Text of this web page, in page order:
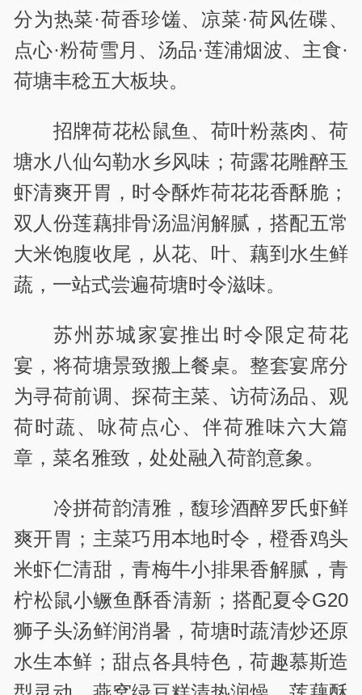
分为热菜·荷香珍馐、凉菜·荷风佐碟、
点心·粉荷雪月、汤品·莲浦烟波、主食·
荷塘丰稔五大板块。
招牌荷花松鼠鱼、荷叶粉蒸肉、荷
塘水八仙勾勒水乡风味；荷露花雕醉玉
虾清爽开胃，时令酥炸荷花花香酥脆；
双人份莲藕排骨汤温润解腻，搭配五常
大米饱腹收尾，从花、叶、藕到水生鲜
蔬，一站式尝遍荷塘时令滋味。
苏州苏城家宴推出时令限定荷花
宴，将荷塘景致搬上餐桌。整套宴席分
为寻荷前调、探荷主菜、访荷汤品、观
荷时蔬、咏荷点心、伴荷雅味六大篇
章，菜名雅致，处处融入荷韵意象。
冷拼荷韵清雅，馥珍酒醉罗氏虾鲜
爽开胃；主菜巧用本地时令，橙香鸡头
米虾仁清甜，青梅牛小排果香解腻，青
柠松鼠小鳜鱼酥香清新；搭配夏令G20
狮子头汤鲜润消暑，荷塘时蔬清炒还原
水生本鲜；甜点各具特色，荷趣慕斯造